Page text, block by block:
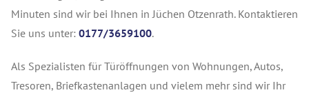
Minuten sind wir bei Ihnen in Jüchen Otzenrath. Kontaktieren
Sie uns unter: 0177/3659100.
Als Spezialisten für Türöffnungen von Wohnungen, Autos,
Tresoren, Briefkastenanlagen und vielem mehr sind wir Ihr